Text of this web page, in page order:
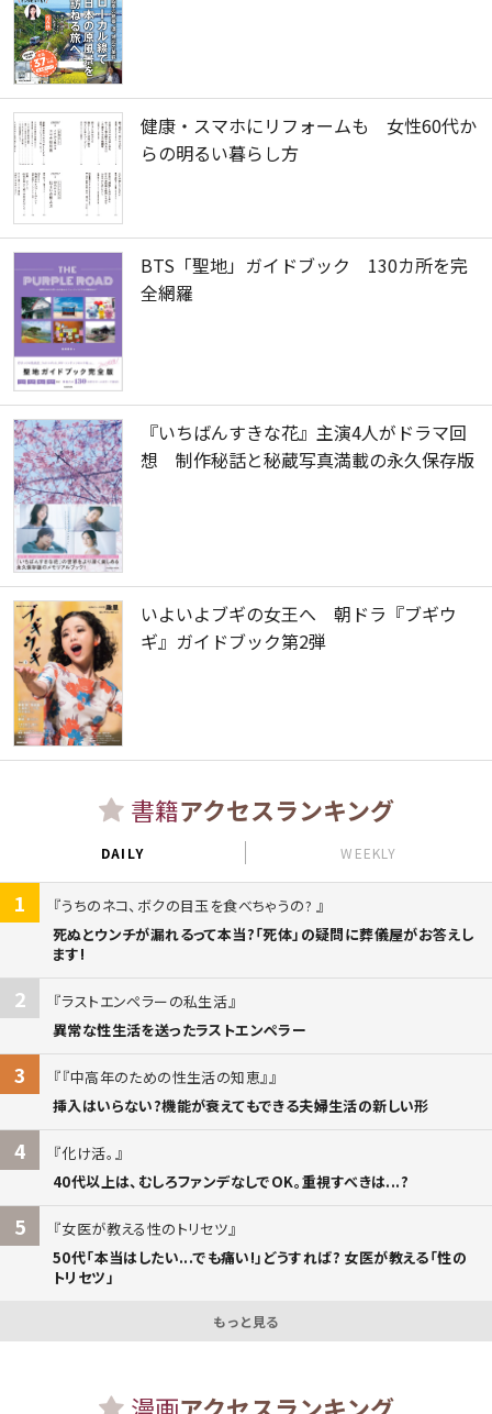
健康・スマホにリフォームも 女性60代か
らの明るい暮らし方
BTS「聖地」ガイドブック 130カ所を完
全網羅
『いちばんすきな花』主演4人がドラマ回
想 制作秘話と秘蔵写真満載の永久保存版
いよいよブギの女王へ 朝ドラ『ブギウ
ギ』ガイドブック第2弾
書籍アクセスランキング
DAILY WEEKLY
1
うちのネコ、ボクの目玉を食べちゃうの?
死ぬとウンチが漏れるって本当?「死体」の疑問に葬儀屋がお答えし
ます!
2
ラストエンペラーの私生活
異常な性生活を送ったラストエンペラー
3
『中高年のための性生活の知恵』
挿入はいらない?機能が衰えてもできる夫婦生活の新しい形
4
化け活。
40代以上は、むしろファンデなしでOK。重視すべきは...?
5
女医が教える性のトリセツ
50代「本当はしたい...でも痛い!」どうすれば? 女医が教える「性の
トリセツ」
もっと見る